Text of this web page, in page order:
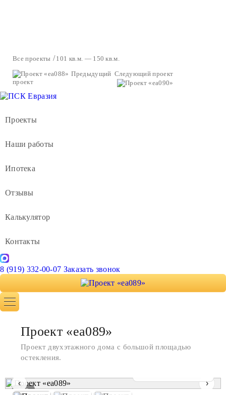
Все проекты
101 кв.м. — 150 кв.м.
Предыдущий
проект
Следующий проект
Проекты
Наши работы
Ипотека
Отзывы
Калькулятор
Контакты
8 (919) 332-00-07 Заказать звонок
1 / 3
‹ ›
Проект «ea089»
Проект двухэтажного дома с большой площадью
остекления.